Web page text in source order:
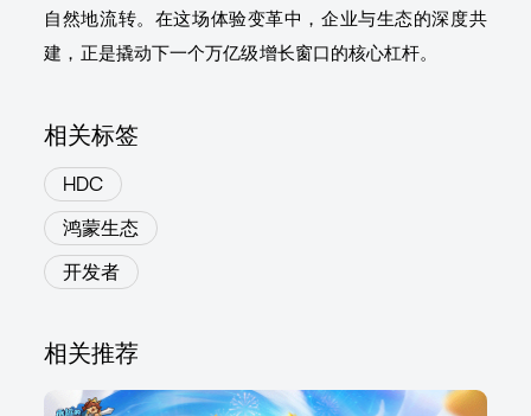
自然地流转。在这场体验变革中，企业与生态的深度共
建，正是撬动下一个万亿级增长窗口的核心杠杆。
相关标签
HDC
鸿蒙生态
开发者
相关推荐